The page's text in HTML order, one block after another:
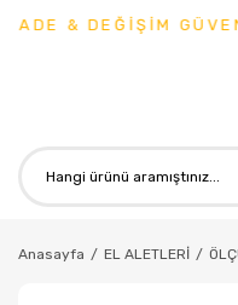
& DEĞİŞİM
Anasayfa EL ALETLERİ